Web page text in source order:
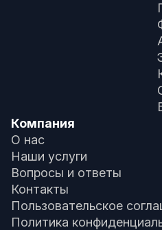
Компания
О нас
Наши услуги
Вопросы и ответы
Контакты
Пользовательское
Политика